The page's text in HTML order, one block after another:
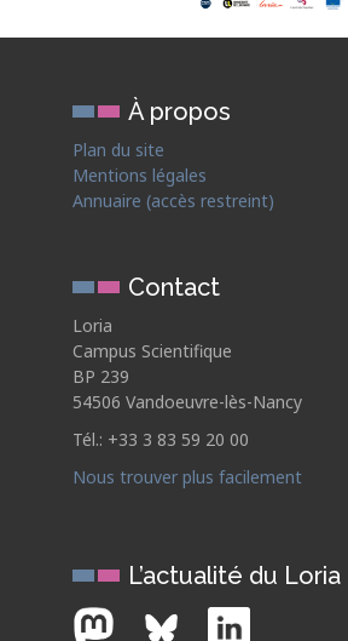
À propos
Plan du site
Mentions légales
Annuaire (accès restreint)
Contact
Loria
Campus Scientifique
BP 239
54506 Vandoeuvre-lès-Nancy
Tél.: +33 3 83 59 20 00
Nous trouver plus facilement
L’actualité du Loria